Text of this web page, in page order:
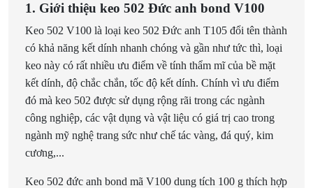
1. Giới thiệu keo 502 Đức anh bond V100
Keo 502 V100 là loại keo 502 Đức anh T105 đổi tên thành
có khả năng kết dính nhanh chóng và gần như tức thì, loại
keo này có rất nhiều ưu điểm về tính thẩm mĩ của bề mặt
kết dính, độ chắc chắn, tốc độ kết dính. Chính vì ưu điểm
đó mà keo 502 được sử dụng rộng rãi trong các ngành
công nghiệp, các vật dụng và vật liệu có giá trị cao trong
ngành mỹ nghệ trang sức như chế tác vàng, đá quý, kim
cương,...
Keo 502 đức anh bond mã V100 dung tích 100 g thích hợp